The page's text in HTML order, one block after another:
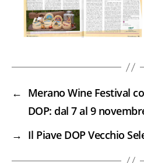
← Merano Wine Festival
DOP: dal 7 al 9
→ Il Piave DOP Vecchio